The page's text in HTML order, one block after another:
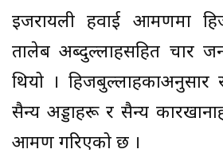
इजरायली हवाई आक्रमणमा
तालेब अब्दुल्लाहसहित चार
थियो ।
सैन्य अड्डाहरू र सैन्य
आक्रमण गरिएको छ ।